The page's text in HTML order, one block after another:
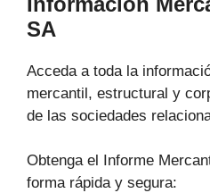
SA
Acceda a toda la
mercantil, estructural y
de las sociedades
Obtenga el Informe
forma rápida y segura: